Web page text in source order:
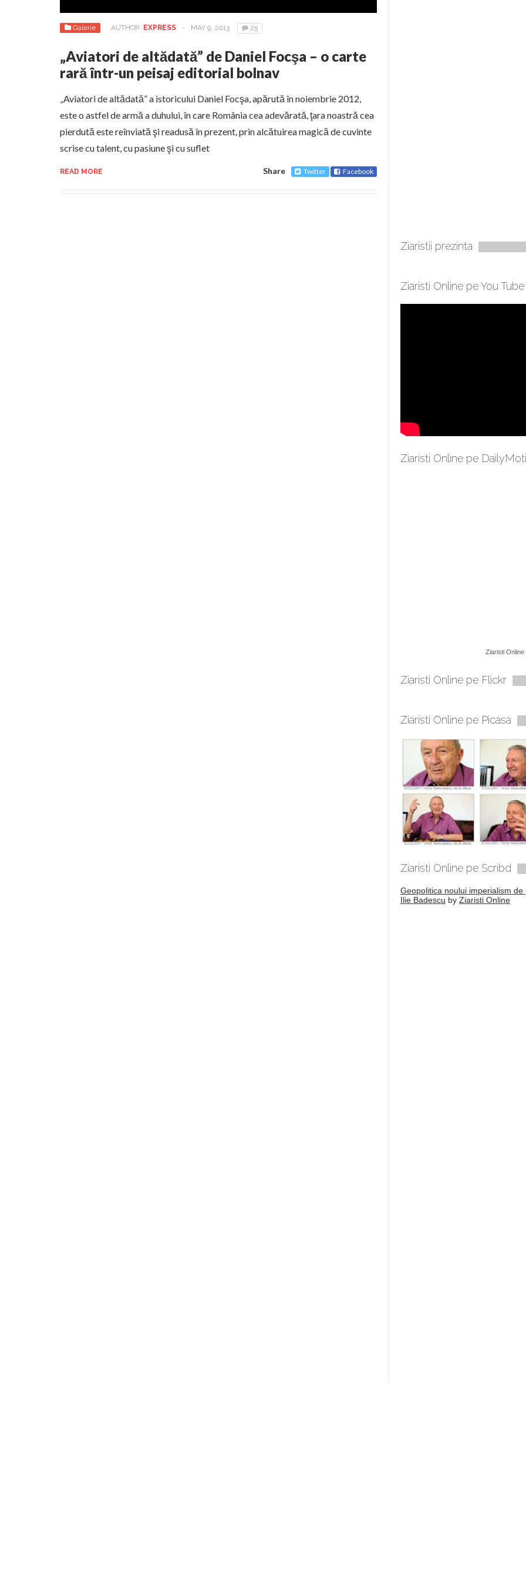
Galerie AUTHOR: EXPRESS - MAY 9, 2013 25
„Aviatori de altădată” de Daniel Focşa – o carte
rară într-un peisaj editorial bolnav
„Aviatori de altădată” a istoricului Daniel Focşa, apărută în noiembrie 2012,
este o astfel de armă a duhului, în care România cea adevărată, ţara noastră cea
pierdută este reînviată şi readusă în prezent, prin alcătuirea magică de cuvinte
scrise cu talent, cu pasiune şi cu suflet
READ MORE Share Twitter Facebook
Ziaristii prezinta
Ziaristi Online pe You Tube
Ziaristi Online pe
Ziaristi Online
Ziaristi Online pe Flickr
Ziaristi Online pe Picasa
Ziaristi Online pe Scribd
Geopolitica noului imperialism de
Ilie Badescu by Ziaristi Online